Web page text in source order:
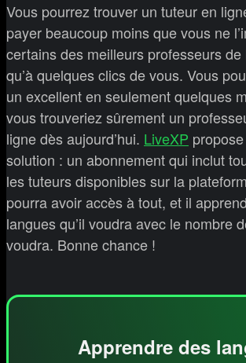
Vous pourrez trouver un tuteur en
payer beaucoup moins que vous ne
certains des meilleurs professeurs
qu’à quelques clics de vous. Vous
un excellent en seulement quelques
vous trouveriez sûrement un
ligne dès aujourd’hui. LiveXP
solution : un abonnement qui inclut
les tuteurs disponibles sur la
pourra avoir accès à tout, et il
langues qu’il voudra avec le nombre
voudra. Bonne chance !
Apprendre des